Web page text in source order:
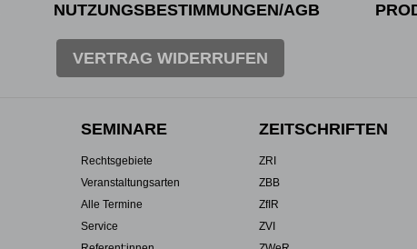
NUTZUNGSBESTIMMUNGEN/AGB
VERTRAG WIDERRUFEN
SEMINARE
Rechtsgebiete
Veranstaltungsarten
Alle Termine
Service
ZEITSCHRIFTEN
ZRI
ZBB
ZfIR
ZVI